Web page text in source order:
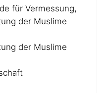
für Vermessung,
der Muslime
der Muslime